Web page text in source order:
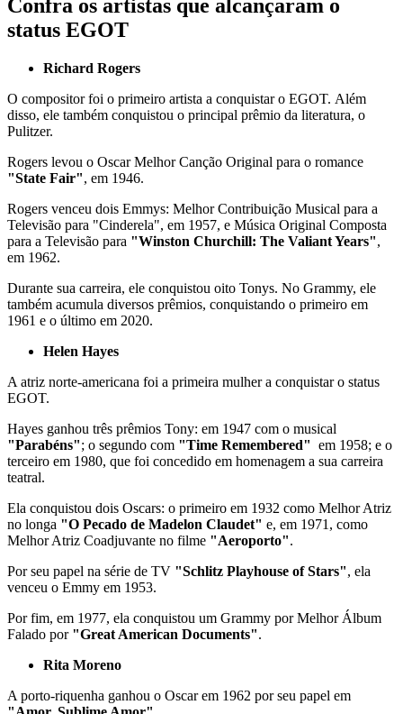
Confra os artistas que alcançaram o
status EGOT
Richard Rogers
O compositor foi o primeiro artista a conquistar o EGOT. Além
disso, ele também conquistou o principal prêmio da literatura, o
Pulitzer.
Rogers levou o Oscar Melhor Canção Original para o romance
"State Fair", em 1946.
Rogers venceu dois Emmys: Melhor Contribuição Musical para a
Televisão para "Cinderela", em 1957, e Música Original Composta
para a Televisão para "Winston Churchill: The Valiant Years",
em 1962.
Durante sua carreira, ele conquistou oito Tonys. No Grammy, ele
também acumula diversos prêmios, conquistando o primeiro em
1961 e o último em 2020.
Helen Hayes
A atriz norte-americana foi a primeira mulher a conquistar o status
EGOT.
Hayes ganhou três prêmios Tony: em 1947 com o musical
"Parabéns"; o segundo com "Time Remembered" em 1958; e o
terceiro em 1980, que foi concedido em homenagem a sua carreira
teatral.
Ela conquistou dois Oscars: o primeiro em 1932 como Melhor Atriz
no longa "O Pecado de Madelon Claudet" e, em 1971, como
Melhor Atriz Coadjuvante no filme "Aeroporto".
Por seu papel na série de TV "Schlitz Playhouse of Stars", ela
venceu o Emmy em 1953.
Por fim, em 1977, ela conquistou um Grammy por Melhor Álbum
Falado por "Great American Documents".
Rita Moreno
A porto-riquenha ganhou o Oscar em 1962 por seu papel em